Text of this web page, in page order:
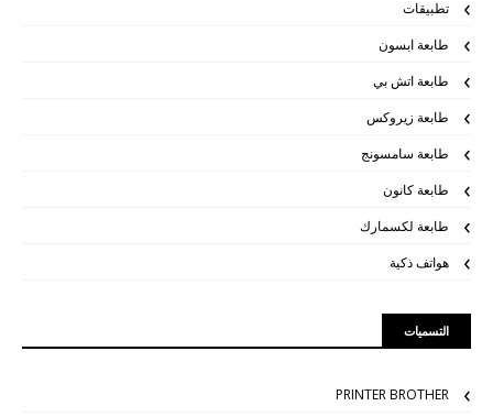
تطبيقات
طابعة ابسون
طابعة اتش بي
طابعة زيروكس
طابعة سامسونج
طابعة كانون
طابعة لكسمارك
هواتف ذكية
التسميات
PRINTER BROTHER